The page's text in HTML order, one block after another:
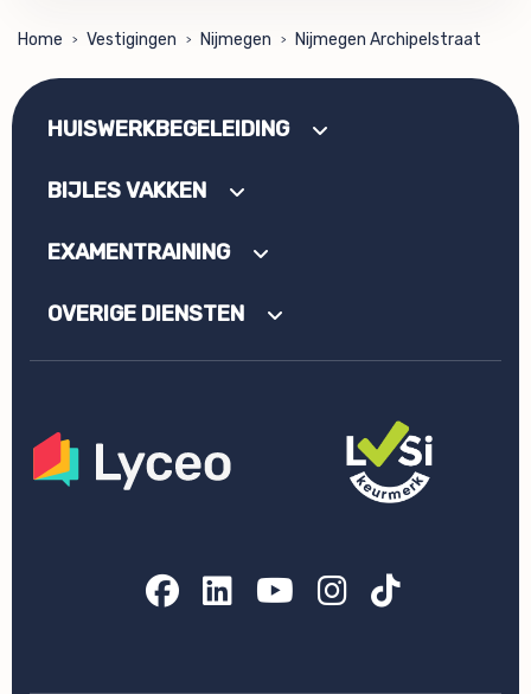
Home > Vestigingen > Nijmegen > Nijmegen Archipelstraat
HUISWERKBEGELEIDING
BIJLES VAKKEN
EXAMENTRAINING
OVERIGE DIENSTEN
Facebook
LinkedIn
YouTube
Instagram
TikTok